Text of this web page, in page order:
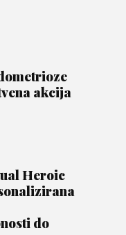
akcija
Heroic
do